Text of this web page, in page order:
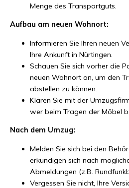
Menge des Transportguts.
Aufbau am neuen Wohnort:
Informieren Sie Ihren neuen
Ihre Ankunft in Nürtingen.
Schauen Sie sich vorher die
neuen Wohnort an, um den
abstellen zu können.
Klären Sie mit der
wer beim Tragen der Möbel
Nach dem Umzug:
Melden Sie sich bei den
erkundigen sich nach
Abmeldungen (z.B.
Vergessen Sie nicht, Ihre